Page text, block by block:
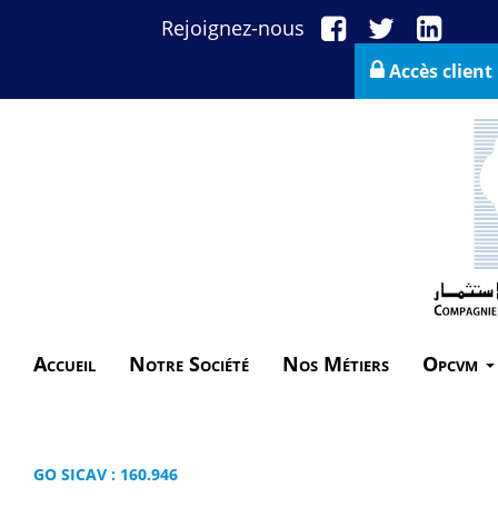
Rejoignez-nous
Accès client
Accueil Notre Société Nos Métiers Opcvm
GO SICAV : 160.946